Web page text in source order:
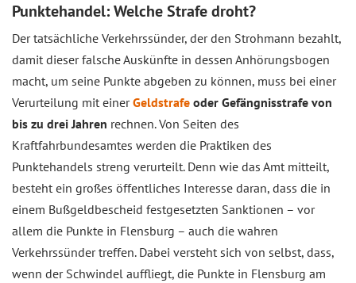
Punktehandel: Welche Strafe droht?
Der tatsächliche Verkehrssünder, der den Strohmann bezahlt,
damit dieser falsche Auskünfte in dessen Anhörungsbogen
macht, um seine Punkte abgeben zu können, muss bei einer
Verurteilung mit einer Geldstrafe oder Gefängnisstrafe von
bis zu drei Jahren rechnen. Von Seiten des
Kraftfahrbundesamtes werden die Praktiken des
Punktehandels streng verurteilt. Denn wie das Amt mitteilt,
besteht ein großes öffentliches Interesse daran, dass die in
einem Bußgeldbescheid festgesetzten Sanktionen – vor
allem die Punkte in Flensburg – auch die wahren
Verkehrssünder treffen. Dabei versteht sich von selbst, dass,
wenn der Schwindel auffliegt, die Punkte in Flensburg am